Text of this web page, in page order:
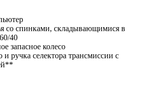
со спинками, складывающимися в
40
запасное колесо
и ручка селектора трансмиссии с